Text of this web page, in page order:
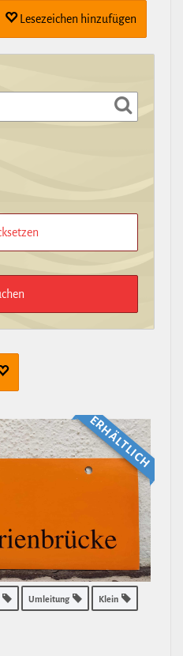
Lese­zei­chen hin­zu­fügen
ERHÄLT­LICH
Umleitung Klein